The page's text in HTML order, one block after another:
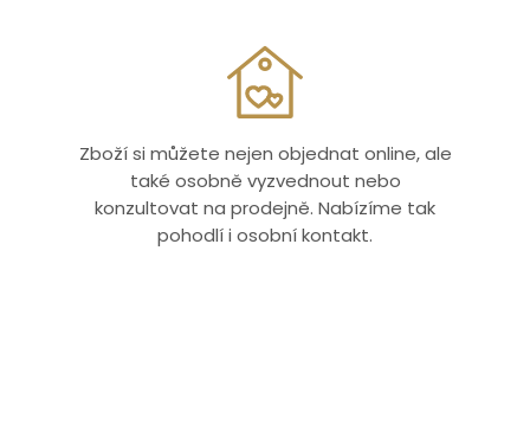
Zboží si můžete nejen objednat online, ale
také osobně vyzvednout nebo
konzultovat na prodejně. Nabízíme tak
pohodlí i osobní kontakt.